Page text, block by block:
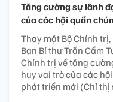
Tăng cường sự lãnh
của các hội quần
Thay mặt Bộ Chính
Ban Bí thư Trần Cẩm
Chính trị về tăng
huy vai trò của các
phát triển mới (Chỉ